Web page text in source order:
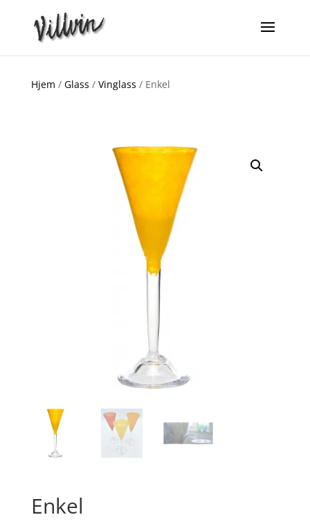
Hjem / Glass / Vinglass / Enkel
Enkel